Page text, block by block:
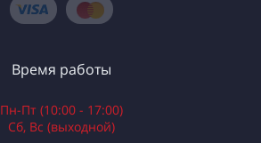
Время работы
Пн-Пт (10:00 - 17:00)
Сб, Вс (выходной)